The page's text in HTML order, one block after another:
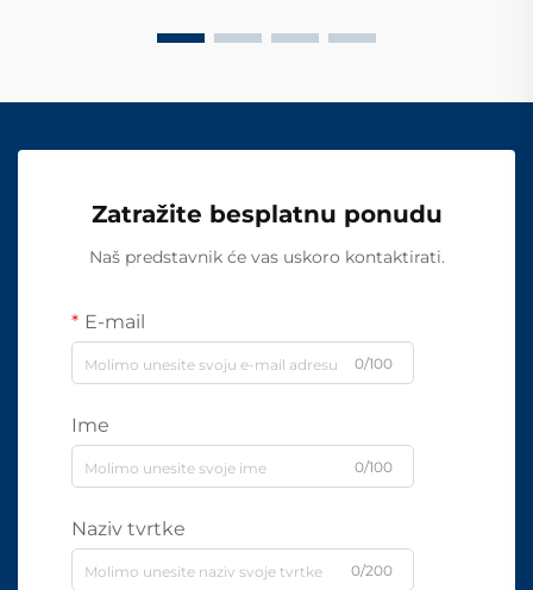
Zatražite besplatnu ponudu
Naš predstavnik će vas uskoro kontaktirati.
E-mail
0/100
Ime
0/100
Naziv tvrtke
0/200